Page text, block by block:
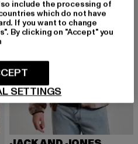
include the processing of
which do not have
If you want to change
By clicking on "Accept" you
SETTINGS